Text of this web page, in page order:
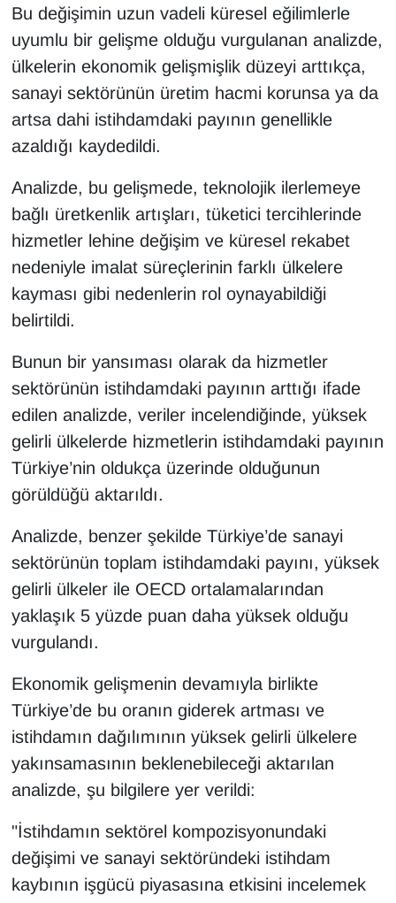
Bu değişimin uzun vadeli küresel eğilimlerle
uyumlu bir gelişme olduğu vurgulanan analizde,
ülkelerin ekonomik gelişmişlik düzeyi arttıkça,
sanayi sektörünün üretim hacmi korunsa ya da
artsa dahi istihdamdaki payının genellikle
azaldığı kaydedildi.
Analizde, bu gelişmede, teknolojik ilerlemeye
bağlı üretkenlik artışları, tüketici tercihlerinde
hizmetler lehine değişim ve küresel rekabet
nedeniyle imalat süreçlerinin farklı ülkelere
kayması gibi nedenlerin rol oynayabildiği
belirtildi.
Bunun bir yansıması olarak da hizmetler
sektörünün istihdamdaki payının arttığı ifade
edilen analizde, veriler incelendiğinde, yüksek
gelirli ülkelerde hizmetlerin istihdamdaki payının
Türkiye’nin oldukça üzerinde olduğunun
görüldüğü aktarıldı.
Analizde, benzer şekilde Türkiye’de sanayi
sektörünün toplam istihdamdaki payını, yüksek
gelirli ülkeler ile OECD ortalamalarından
yaklaşık 5 yüzde puan daha yüksek olduğu
vurgulandı.
Ekonomik gelişmenin devamıyla birlikte
Türkiye’de bu oranın giderek artması ve
istihdamın dağılımının yüksek gelirli ülkelere
yakınsamasının beklenebileceği aktarılan
analizde, şu bilgilere yer verildi:
"İstihdamın sektörel kompozisyonundaki
değişimi ve sanayi sektöründeki istihdam
kaybının işgücü piyasasına etkisini incelemek
Vasıta
YAŞAM
YEREL